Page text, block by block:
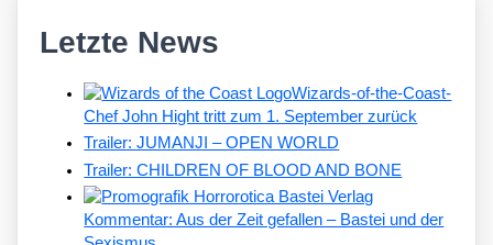
Letzte News
Wizards-of-the-Coast-
Chef John Hight tritt zum 1. September zurück
Trailer: JUMANJI – OPEN WORLD
Trailer: CHILDREN OF BLOOD AND BONE
Kommentar: Aus der Zeit gefallen – Bastei und der